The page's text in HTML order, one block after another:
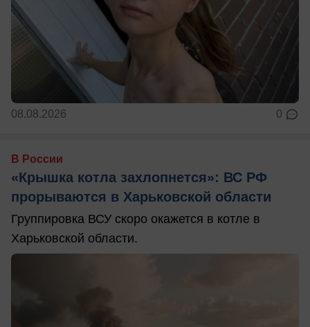
08.08.2026 0
В России
«Крышка котла захлопнется»: ВС РФ
прорываются в Харьковской области
Группировка ВСУ скоро окажется в котле в
Харьковской области.